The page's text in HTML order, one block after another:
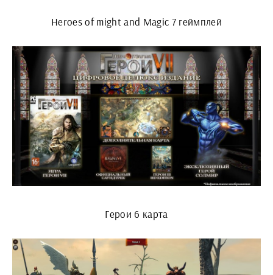
Heroes of might and Magic 7 геймплей
Герои 6 карта